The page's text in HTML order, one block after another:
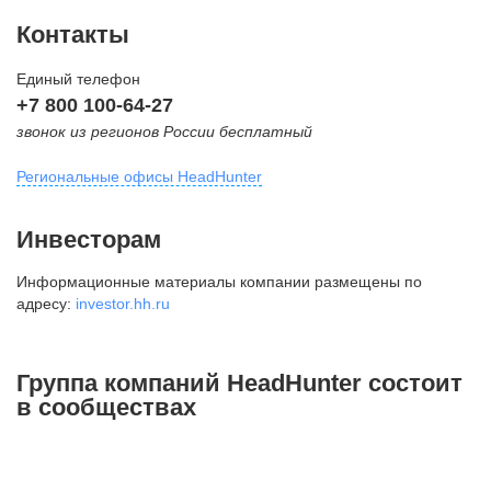
Контакты
Единый телефон
+7 800 100-64-27
звонок из регионов России бесплатный
Региональные офисы HeadHunter
внутригородская территория
Муниципальный округ Тверской,
2-я Брестская ул., д. 48,
+7 495 980-64-27
Инвесторам
Информационные материалы компании размещены по
адресу: investor.hh.ru
Группа компаний HeadHunter состоит
в сообществах